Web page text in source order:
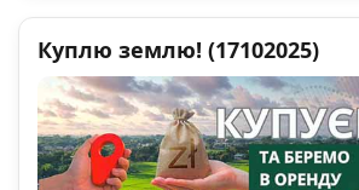
Куплю землю! (17102025)